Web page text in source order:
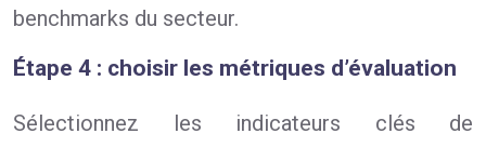
benchmarks du secteur.
Étape 4 : choisir les métriques d’évaluation
Sélectionnez les indicateurs clés de